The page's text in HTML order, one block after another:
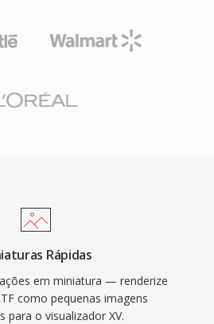
Rápidas
em miniatura — renderize
como pequenas imagens
para o visualizador XV.